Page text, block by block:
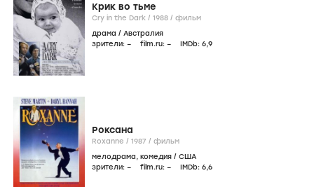
Крик во тьме
Cry in the Dark / 1988 / фильм
драма / Австралия
зрители: – film.ru: – IMDb: 6,9
Роксана
Roxanne / 1987 / фильм
мелодрама, комедия / США
зрители: – film.ru: – IMDb: 6,6